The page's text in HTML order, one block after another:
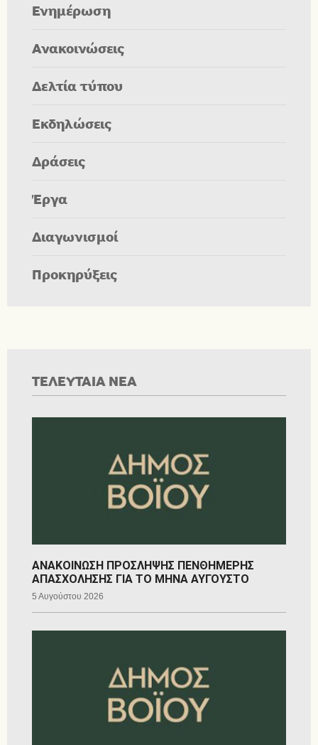
Ενημέρωση
Ανακοινώσεις
Δελτία τύπου
Εκδηλώσεις
Δράσεις
Έργα
Διαγωνισμοί
Προκηρύξεις
ΤΕΛΕΥΤΑΙΑ ΝΕΑ
ΑΝΑΚΟΙΝΩΣΗ ΠΡΟΣΛΗΨΗΣ ΠΕΝΘΗΜΕΡΗΣ
ΑΠΑΣΧΟΛΗΣΗΣ ΓΙΑ ΤΟ ΜΗΝΑ ΑΥΓΟΥΣΤΟ
5 Αυγούστου 2026